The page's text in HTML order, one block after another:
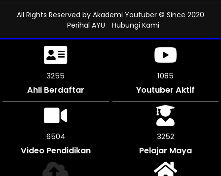
All Rights Reserved by Akademi Youtuber © Since 2020
Perihal AYU
Hubungi Kami
3648
Ahli Berdaftar
1215
Youtuber Aktif
7290
Video Pendidikan
3645
Pelajar Maya